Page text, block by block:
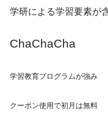
学研による学習要素が
ChaChaCha
学習教育プログラムが強み
クーポン使用で初月は無料